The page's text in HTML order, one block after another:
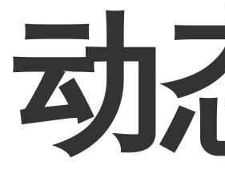
动